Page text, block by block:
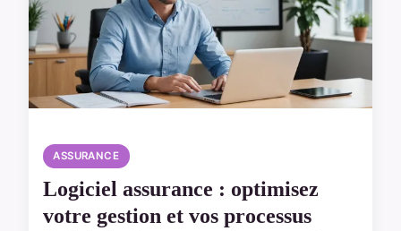
ASSURANCE
Logiciel assurance : optimisez
votre gestion et vos processus